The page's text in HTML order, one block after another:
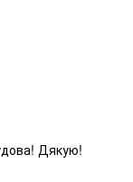
Дякую!